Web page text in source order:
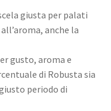
giusta per palati
anche la
gusto, aroma e
di Robusta sia
periodo di